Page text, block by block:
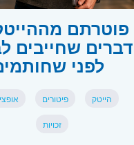
דברים שחייבים
לפני
הייטק פיטורים
זכויות